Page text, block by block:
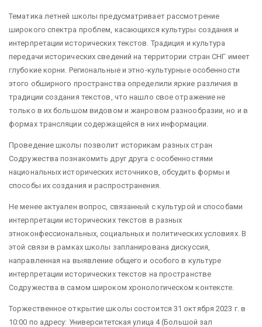
Тематика летней школы предусматривает рассмотрение
широкого спектра проблем, касающихся культуры создания и
интерпретации исторических текстов. Традиция и культура
передачи исторических сведений на территории стран СНГ имеет
глубокие корни. Региональные и этно-культурные особенности
этого обширного пространства определили яркие различия в
традиции создания текстов, что нашло свое отражение не
только в их большом видовом и жанровом разнообразии, но и в
формах трансляции содержащейся в них информации.
Проведение школы позволит историкам разных стран
Содружества познакомить друг друга с особенностями
национальных исторических источников, обсудить формы и
способы их создания и распространения.
Не менее актуален вопрос, связанный с культурой и способами
интерпретации исторических текстов в разных
этноконфессиональных, социальных и политических условиях. В
этой связи в рамках школы запланирована дискуссия,
направленная на выявление общего и особого в культуре
интерпретации исторических текстов на пространстве
Содружества в самом широком хронологическом контексте.
Торжественное открытие школы состоится 31 октября 2023 г. в
10:00 по адресу: Университетская улица 4 (Большой зал